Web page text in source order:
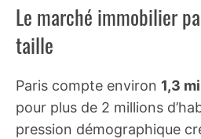
Le marché immobilier
taille
Paris compte environ 1,3
pour plus de 2 millions
pression démographique